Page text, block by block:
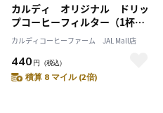
カルディ オリジナル ドリッ
プコーヒーフィルター（1杯
用） 30p
カルディコーヒーファーム JAL Mall店
440 円 （税込）
積算 8 マイル (2倍)